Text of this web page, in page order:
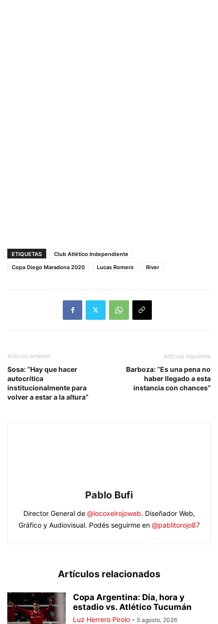
ETIQUETAS
Club Atlético Independiente
Copa Diego Maradona 2020
Lucas Romero River
Artículo anterior
Sosa: “Hay que hacer
autocrítica
institucionalmente para
volver a estar a la altura”
Artículo siguiente
Barboza: “Es una pena no
haber llegado a esta
instancia con chances”
Pablo Bufi
Director General de @locoxelrojoweb. Diseñador Web,
Gráfico y Audiovisual. Podés seguirme en @pablitorojo87
Artículos relacionados
Copa Argentina: Día, hora y
estadio vs. Atlético Tucumán
Luz Herrero Pirolo - 5 agosto, 2026